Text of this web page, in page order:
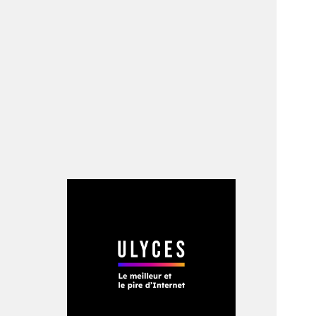
que nous
et après l’école